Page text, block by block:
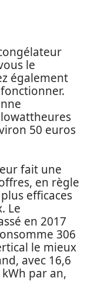
le
également
50 euros
fait une
en règle
efficaces
Le
en 2017
306
le mieux
avec 16,6
par an,